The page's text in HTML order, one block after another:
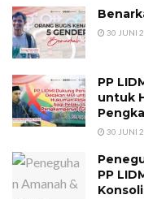
30 JUNI
PP
untuk
30 JUNI
PP